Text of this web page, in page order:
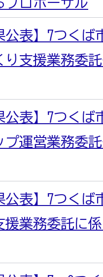
公表】7つく
り支援業務委
公表】7つく
プ運営業務委
公表】7つく
援業務委託に